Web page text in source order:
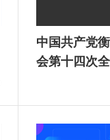
中国共产党
会第十四次